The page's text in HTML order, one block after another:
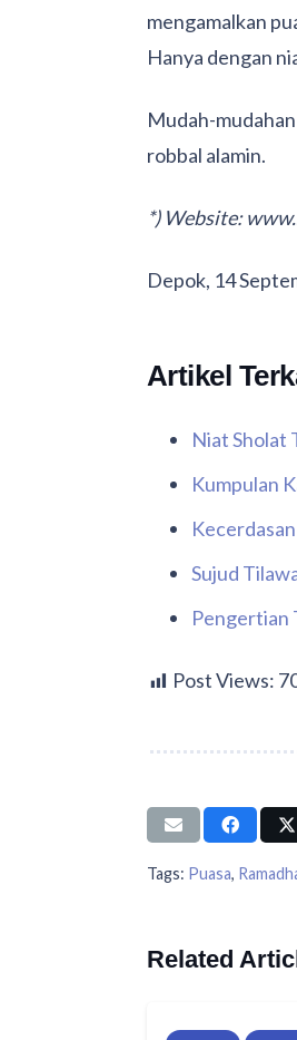
mengamalkan
Hanya dengan
Mudah-
robbal alamin.
*) Website:
Depok, 14
Artikel
Niat Sholat
Kumpulan
Sujud
Pengertian
Post Views:
Tags: Puasa,
Related